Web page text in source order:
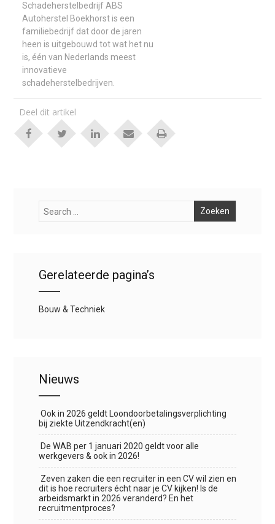
Schadeherstelbedrijf ABS
Autoherstel Boekhorst is een
familiebedrijf dat door de jaren
heen is uitgebouwd tot wat het nu
is, één van Nederlands meest
innovatieve
schadeherstelbedrijven.
Deel dit artikel
Gerelateerde pagina’s
Bouw & Techniek
Nieuws
Ook in 2026 geldt Loondoorbetalingsverplichting
bij ziekte Uitzendkracht(en)
De WAB per 1 januari 2020 geldt voor alle
werkgevers & ook in 2026!
Zeven zaken die een recruiter in een CV wil zien en
dit is hoe recruiters écht naar je CV kijken! Is de
arbeidsmarkt in 2026 veranderd? En het
recruitmentproces?